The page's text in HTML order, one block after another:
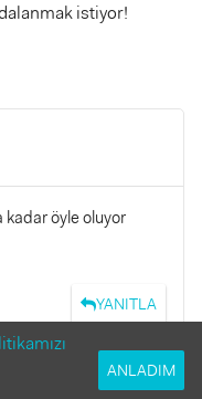
istiyor!
kadar öyle oluyor
YANITLA
ANLADIM